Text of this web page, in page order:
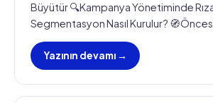
Büyütür 🔍Kampanya Yönetiminde
Segmentasyon Nasıl Kurulur? 🧭Öncesi
Yazının devamı →